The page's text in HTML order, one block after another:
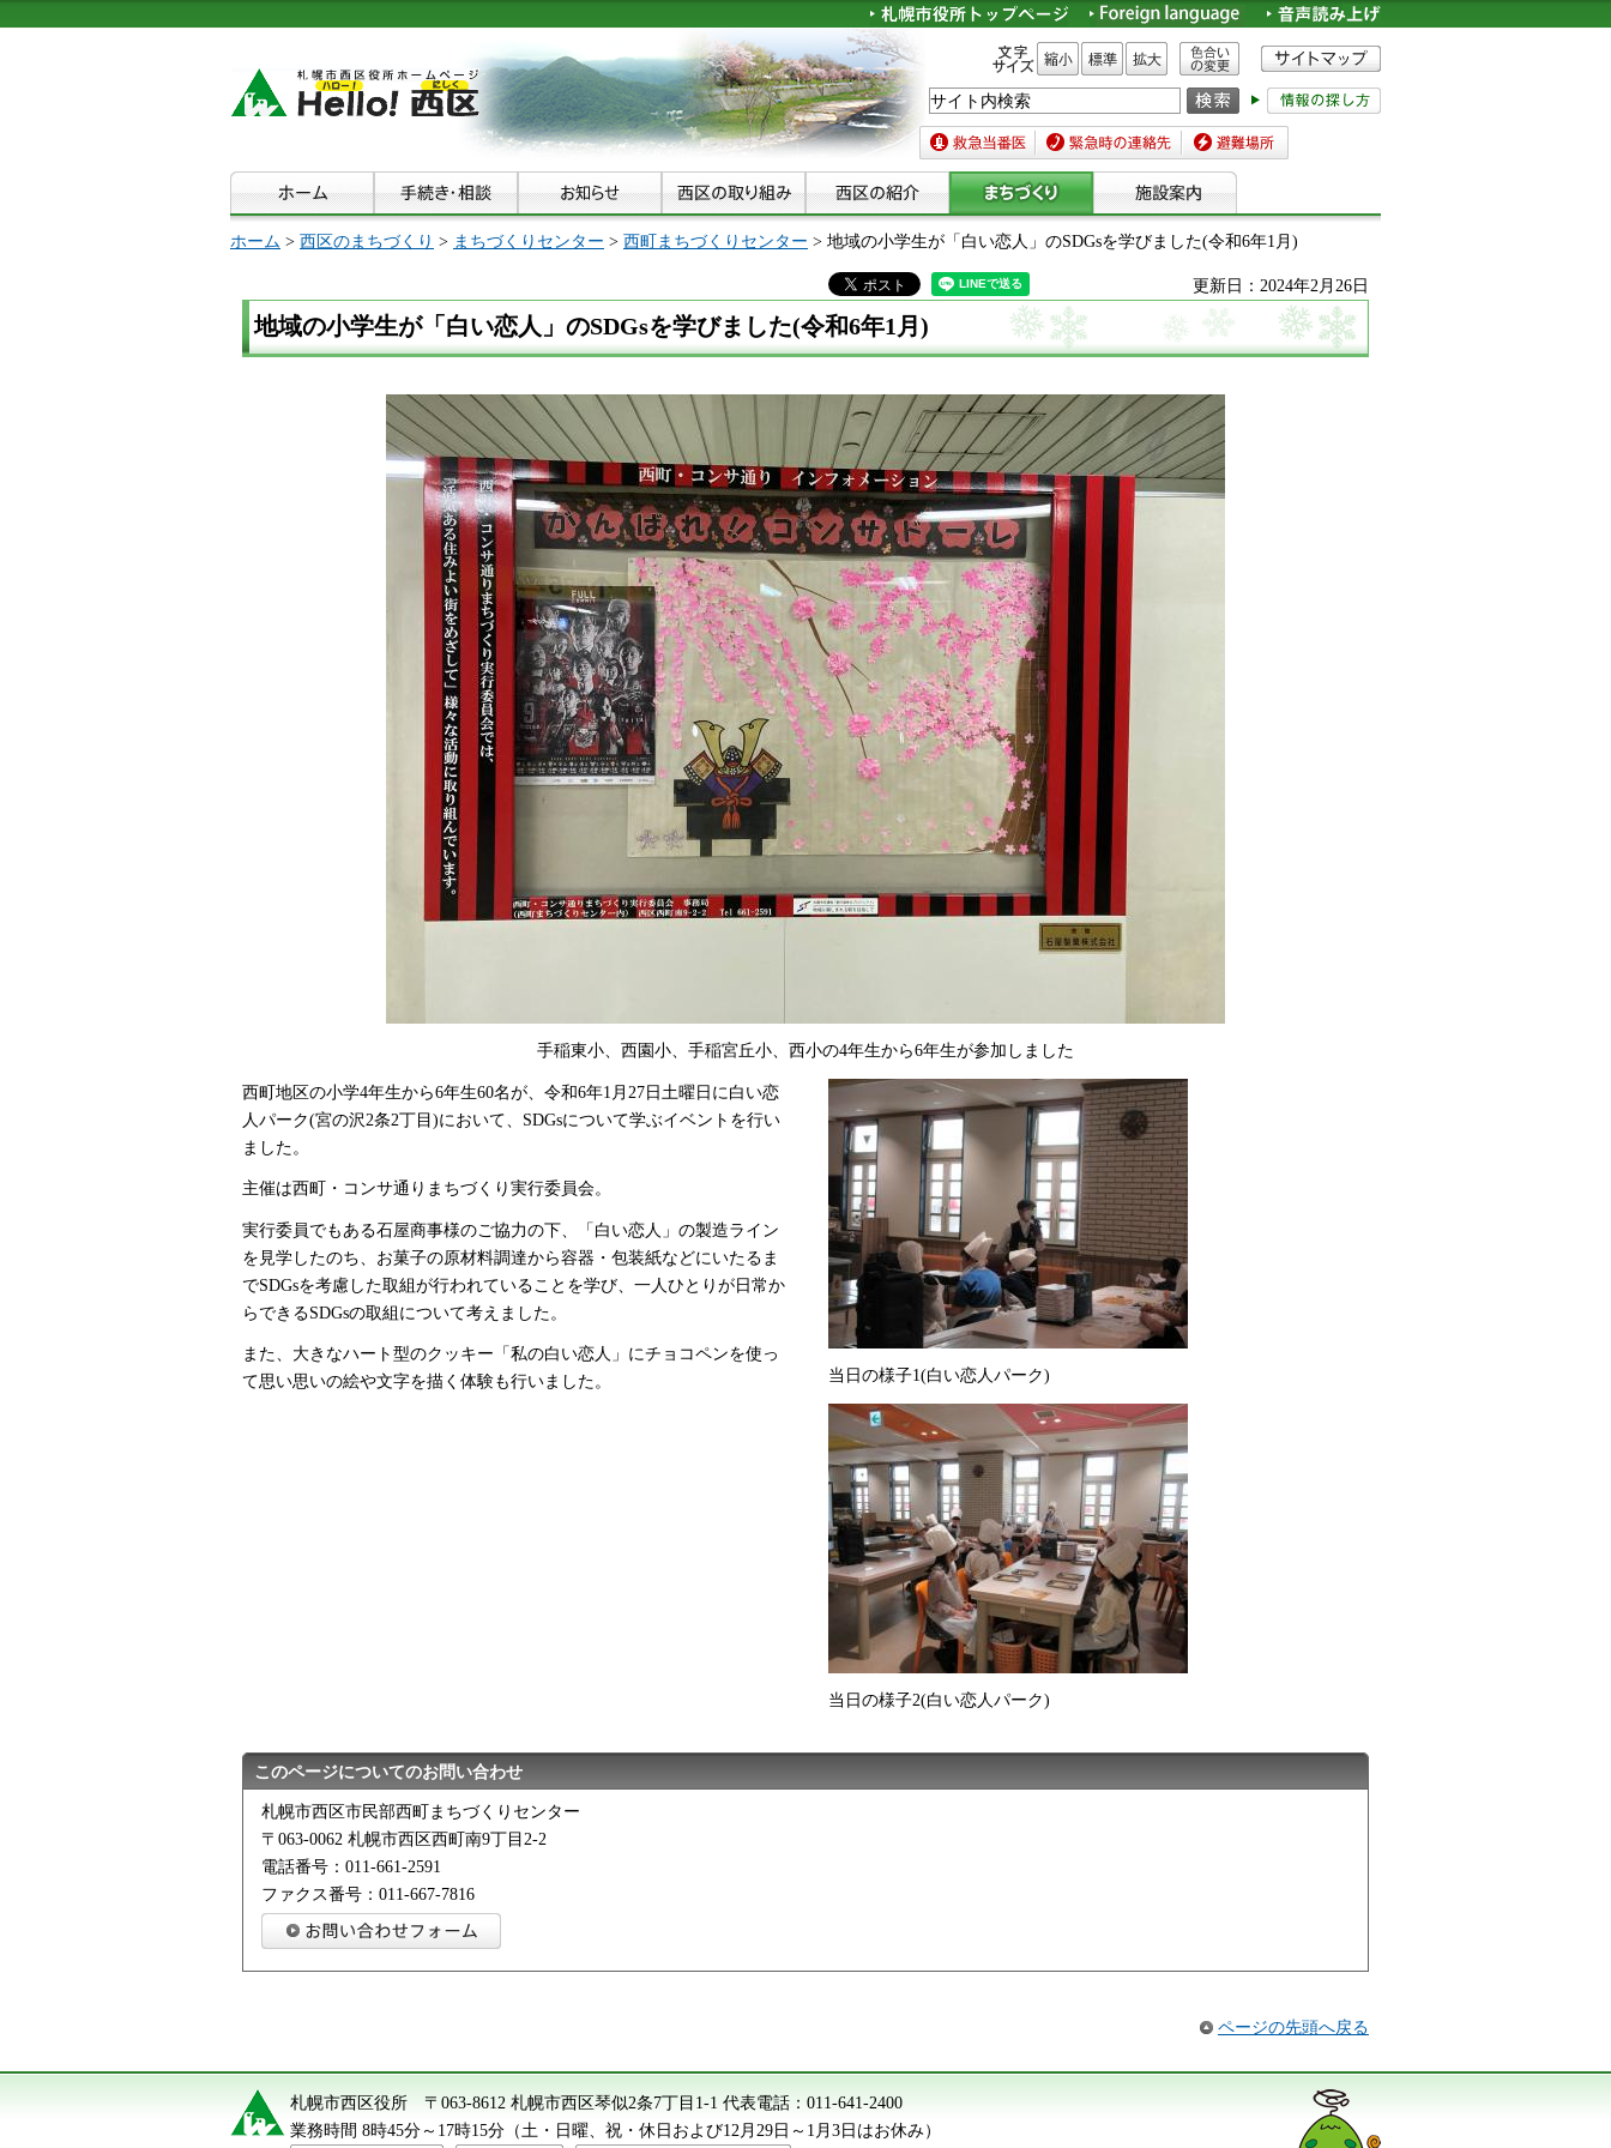
文字サイズ 縮小 標準 拡大
色合いの変更
救急当番医 緊急時の連絡先 避難場所
ホーム > 西区のまちづくり > まちづくりセンター > 西町まちづくりセンター > 地域の小学生が「白い恋人」のSDGsを学びました(令和6年1月)
更新日：2024年2月26日
地域の小学生が「白い恋人」のSDGsを学びました(令和6年1月)
手稲東小、西園小、手稲宮丘小、西小の4年生から6年生が参加しました
西町地区の小学4年生から6年生60名が、令和6年1月27日土曜日に白い恋
人パーク(宮の沢2条2丁目)において、SDGsについて学ぶイベントを行い
ました。
主催は西町・コンサ通りまちづくり実行委員会。
実行委員でもある石屋商事様のご協力の下、「白い恋人」の製造ライン
を見学したのち、お菓子の原材料調達から容器・包装紙などにいたるま
でSDGsを考慮した取組が行われていることを学び、一人ひとりが日常か
らできるSDGsの取組について考えました。
また、大きなハート型のクッキー「私の白い恋人」にチョコペンを使っ
て思い思いの絵や文字を描く体験も行いました。
当日の様子1(白い恋人パーク)
当日の様子2(白い恋人パーク)
このページについてのお問い合わせ
札幌市西区市民部西町まちづくりセンター
〒063-0062 札幌市西区西町南9丁目2-2
電話番号：011-661-2591
ファクス番号：011-667-7816
ページの先頭へ戻る
札幌市西区役所 〒063-8612 札幌市西区琴似2条7丁目1-1 代表電話： 011-641-2400
業務時間 8時45分～17時15分（土・日曜、祝・休日および12月29日～1月3日はお休み）